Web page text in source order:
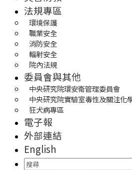
法規專區
環境保護
職業安全
消防安全
輻射安全
院內法規
委員會與其他
中央研究院環安衛管理委員會
中央研究院實驗室毒性及關注化
狂犬病專區
電子報
外部連結
English